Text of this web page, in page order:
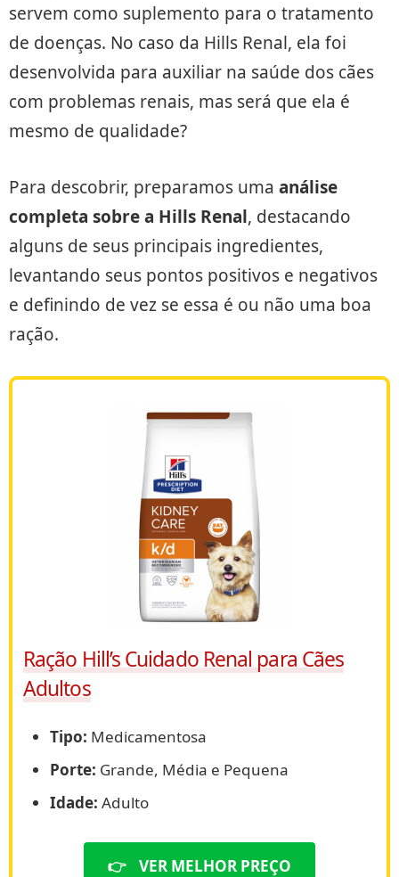
servem como suplemento para o tratamento
de doenças. No caso da Hills Renal, ela foi
desenvolvida para auxiliar na saúde dos cães
com problemas renais, mas será que ela é
mesmo de qualidade?
Para descobrir, preparamos uma análise
completa sobre a Hills Renal, destacando
alguns de seus principais ingredientes,
levantando seus pontos positivos e negativos
e definindo de vez se essa é ou não uma boa
ração.
Ração Hill’s Cuidado Renal para Cães
Adultos
Tipo: Medicamentosa
Porte: Grande, Média e Pequena
Idade: Adulto
👉 VER MELHOR PREÇO